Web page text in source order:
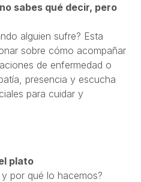
sabes qué decir, pero
alguien sufre? Esta
sobre cómo acompañar
de enfermedad o
presencia y escucha
para cuidar y
plato
por qué lo hacemos?